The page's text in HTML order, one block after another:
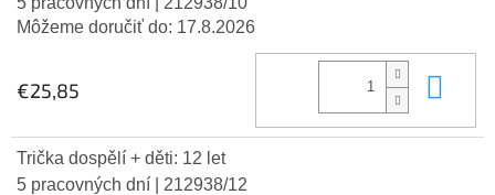
Môžeme doručiť do: 17.8.2026
€25,85
Trička dospělí + děti: 12 let
5 pracovných dní
| 212938/12